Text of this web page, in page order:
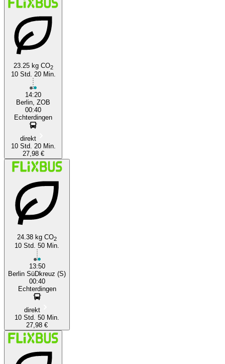
23.25 kg CO2
10 Std. 20 Min.
14:20
Berlin, ZOB
00:40
Echterdingen
direkt
10 Std. 20 Min.
27,98 €
24.38 kg CO2
10 Std. 50 Min.
13:50
Berlin SüDkreuz (S)
00:40
Echterdingen
direkt
10 Std. 50 Min.
27,98 €